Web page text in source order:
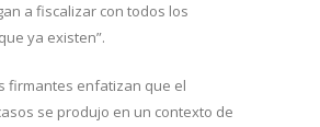
a fiscalizar con todos los
ya existen”.
firmantes enfatizan que el
se produjo en un contexto de